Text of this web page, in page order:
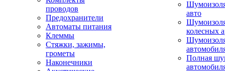
проводов
Предохранители
Автоматы питания
Клеммы
Стяжки, зажимы,
грометы
Наконечники
авто
колесных
Полная